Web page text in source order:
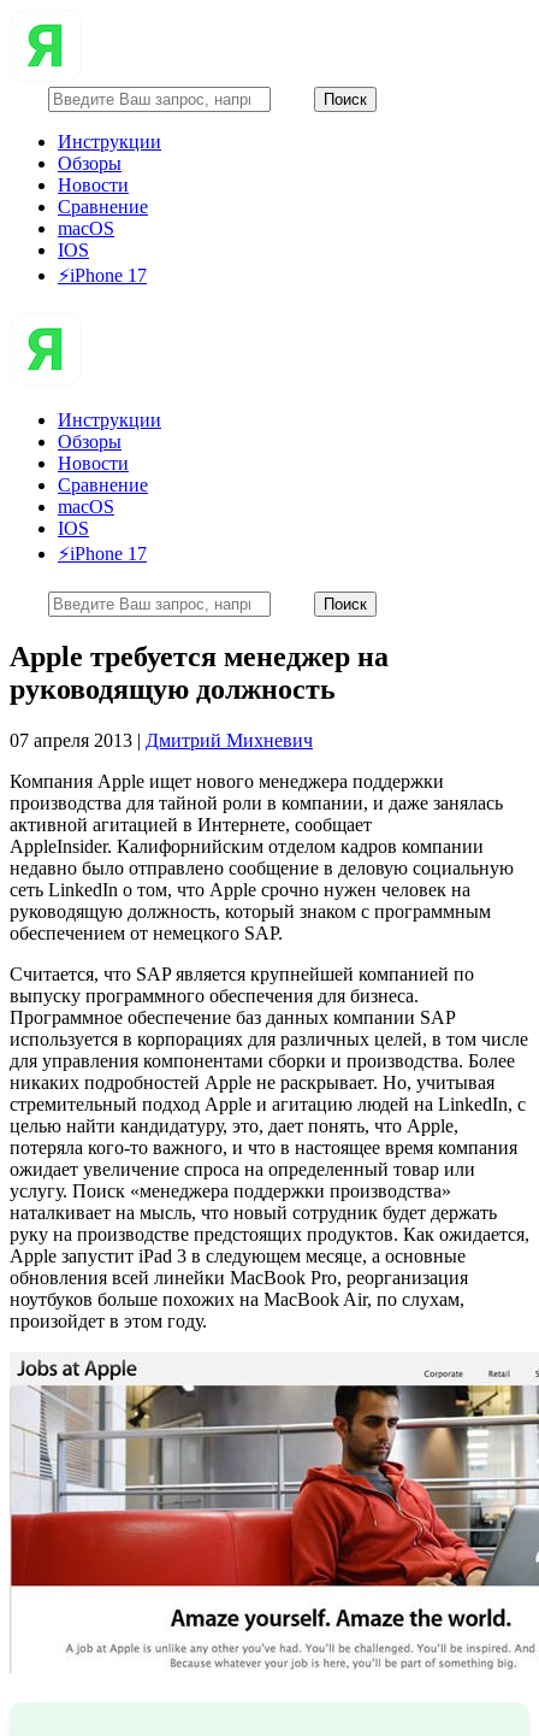
Инструкции
Обзоры
Новости
Сравнение
macOS
IOS
⚡️iPhone 17
Инструкции
Обзоры
Новости
Сравнение
macOS
IOS
⚡️iPhone 17
Apple требуется менеджер на
руководящую должность
07 апреля 2013 | Дмитрий Михневич
Компания Apple ищет нового менеджера поддержки
производства для тайной роли в компании, и даже занялась
активной агитацией в Интернете, сообщает
AppleInsider. Калифорнийским отделом кадров компании
недавно было отправлено сообщение в деловую социальную
сеть LinkedIn о том, что Apple срочно нужен человек на
руководящую должность, который знаком с программным
обеспечением от немецкого SAP.
Считается, что SAP является крупнейшей компанией по
выпуску программного обеспечения для бизнеса.
Программное обеспечение баз данных компании SAP
используется в корпорациях для различных целей, в том числе
для управления компонентами сборки и производства. Более
никаких подробностей Apple не раскрывает. Но, учитывая
стремительный подход Apple и агитацию людей на LinkedIn, с
целью найти кандидатуру, это, дает понять, что Apple,
потеряла кого-то важного, и что в настоящее время компания
ожидает увеличение спроса на определенный товар или
услугу. Поиск «менеджера поддержки производства»
наталкивает на мысль, что новый сотрудник будет держать
руку на производстве предстоящих продуктов. Как ожидается,
Apple запустит iPad 3 в следующем месяце, а основные
обновления всей линейки MacBook Pro, реорганизация
ноутбуков больше похожих на MacBook Air, по слухам,
произойдет в этом году.